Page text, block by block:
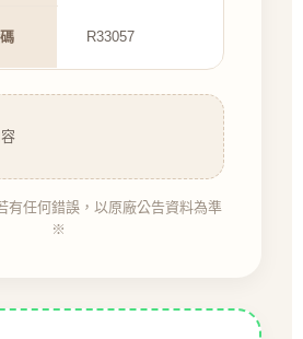
R33057
有任何錯誤，以原廠公告資料為準
※